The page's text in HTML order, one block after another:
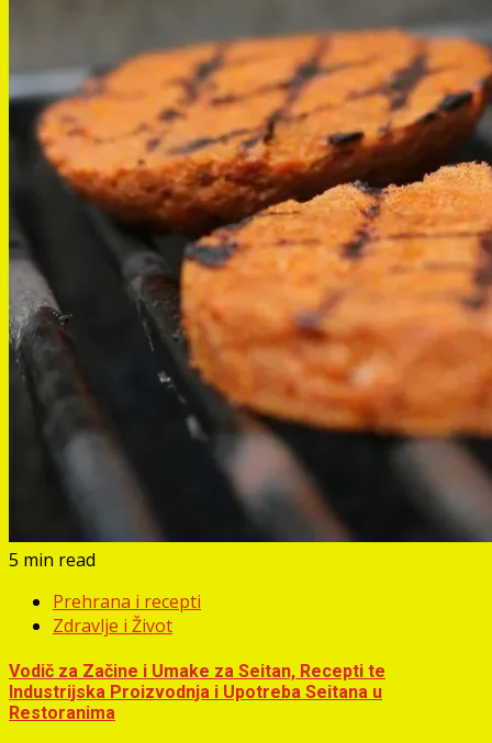
5 min read
Prehrana i recepti
Zdravlje i Život
Vodič za Začine i Umake za Seitan, Recepti te
Industrijska Proizvodnja i Upotreba Seitana u
Restoranima